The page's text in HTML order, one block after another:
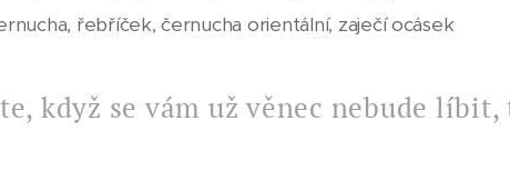
řebříček, černucha orientální, zaječí ocásek
když se vám už věnec nebude